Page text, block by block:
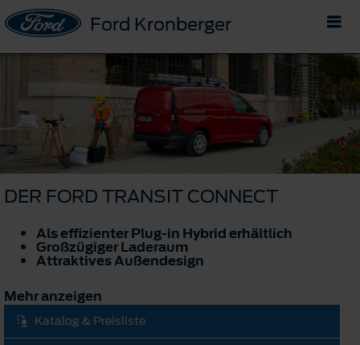
Ford Kronberger
DER FORD TRANSIT CONNECT
Als effizienter Plug-in Hybrid erhältlich
Großzügiger Laderaum
Attraktives Außendesign
Mehr anzeigen
Katalog & Preisliste